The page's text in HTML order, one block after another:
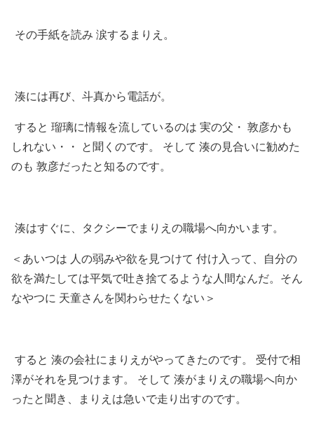
その手紙を読み 涙するまりえ。
湊には再び、斗真から電話が。
すると 瑠璃に情報を流しているのは 実の父・ 敦彦かも
しれない・・ と聞くのです。 そして 湊の見合いに勧めた
のも 敦彦だったと知るのです。
湊はすぐに、タクシーでまりえの職場へ向かいます。
＜あいつは 人の弱みや欲を見つけて 付け入って、自分の
欲を満たしては平気で吐き捨てるような人間なんだ。そん
なやつに 天童さんを関わらせたくない＞
すると 湊の会社にまりえがやってきたのです。 受付で相
澤がそれを見つけます。 そして 湊がまりえの職場へ向か
ったと聞き、まりえは急いで走り出すのです。